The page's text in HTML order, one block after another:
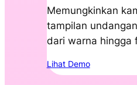
Memungkinkan
tampilan
dari warna hingga
Lihat Demo